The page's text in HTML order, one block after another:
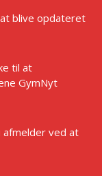
blive opdateret
til at
GymNyt
afmelder ved at